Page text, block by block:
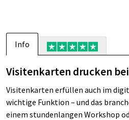
Info
Visitenkarten drucken
Visitenkarten erfüllen auch im
wichtige Funktion – und das
einem stundenlangen Workshop